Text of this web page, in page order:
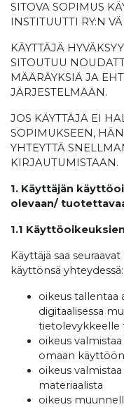
SITOVA SOPIMUS
INSTITUUTTI RY:N
KÄYTTÄJÄ
SITOUTUU
MÄÄRÄYKSIÄ JA
JÄRJESTELMÄÄN.
JOS KÄYTTÄJÄ EI
SOPIMUKSEEN,
YHTEYTTÄ
KIRJAUTUMISTAAN.
1. Käyttäjän
olevaan/
1.1
Käyttäjä saa
käyttönsä yhteydessä:
oikeus tallentaa
digitaalisessa
tietolevykkeelle
oikeus
omaan
oikeus
materiaalista
oikeus